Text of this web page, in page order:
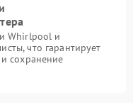
Whirlpool и
что гарантирует
сохранение